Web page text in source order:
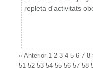
repleta d'activitats
« Anterior 1 2 3 4 5 6 7 8
51 52 53 54 55 56 57 58